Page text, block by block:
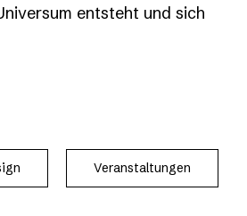
entsteht und sich
Veranstaltungen